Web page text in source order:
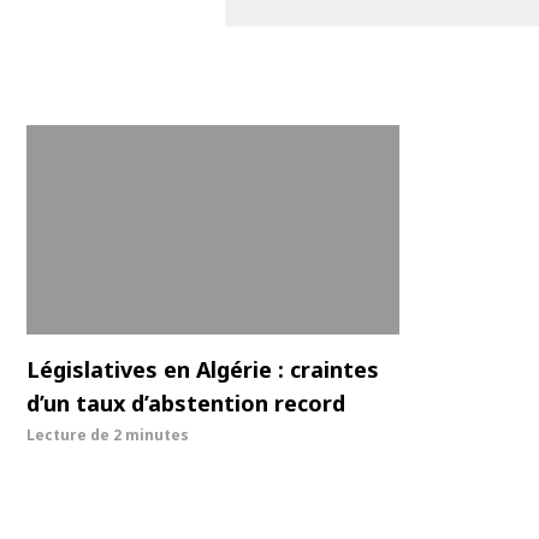
Législatives en Algérie : craintes
d’un taux d’abstention record
Lecture de 2 minutes